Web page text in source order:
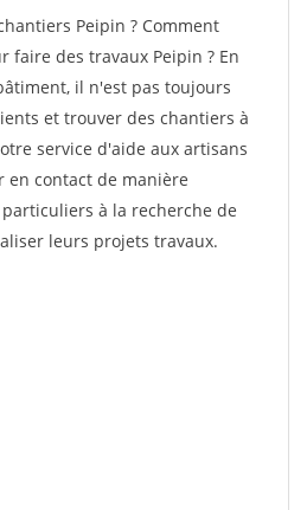
Peipin ? Comment
faire des travaux Peipin ? En
il n'est pas toujours
et trouver des chantiers à
service d'aide aux artisans
contact de manière
à la recherche de
leurs projets travaux.